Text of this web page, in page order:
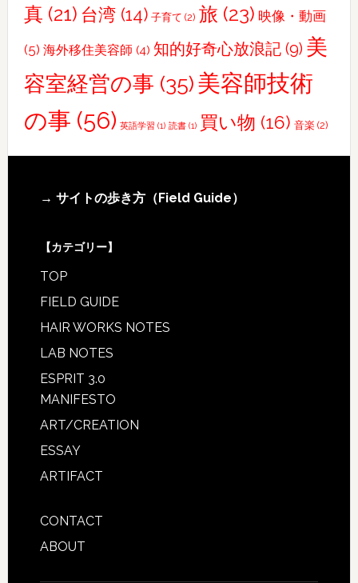
て
ま
し
た
真 (21) 台湾(14) 子育て (2) 旅 (23) 映像・動画
(5) 海外移住美容師 (4) 知的好奇心放浪記(9) 美
容室経営の事 (35)美容師技術
の事 (56) 英語学習 (1) 読書(1) 買い物 (16) 音楽(2)
Footer
→ サイトの歩き方（Field Guide）
【カテゴリー】
TOP
FIELD GUIDE
HAIR WORKS NOTES
LAB NOTES
ESPRIT 3.0
MANIFESTO
ART/CREATION
ESSAY
ARTIFACT
CONTACT
ABOUT